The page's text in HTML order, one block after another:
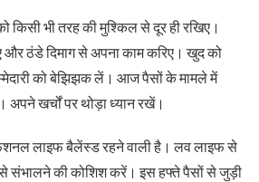
किसी भी तरह की मुश्किल से दूर ही रखिए।
और ठंडे दिमाग से अपना काम करिए। खुद को
को बेझिझक लें। आज पैसों के मामले में
खर्चों पर थोड़ा ध्यान रखें।
लाइफ बैलेंस्ड रहने वाली है। लव लाइफ से
से संभालने की कोशिश करें। इस हफ्ते पैसों से जुड़ी